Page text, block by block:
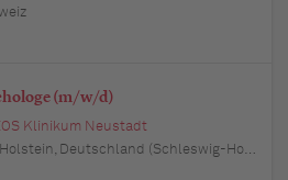
(m/w/d)
Klinikum Neustadt
Deutschland (Schleswig-Holstein)